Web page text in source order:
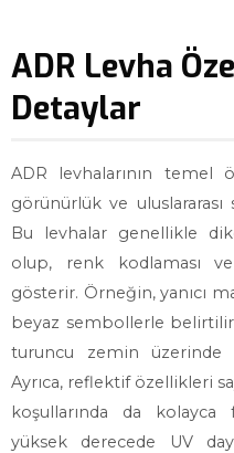
ADR Levha
Detaylar
ADR levhalarının temel
görünürlük ve
Bu levhalar genellikle
olup, renk kodlaması
gösterir. Örneğin, yanıcı
beyaz sembollerle
turuncu zemin üzerinde
Ayrıca, reflektif özellikleri
koşullarında da
yüksek derecede UV